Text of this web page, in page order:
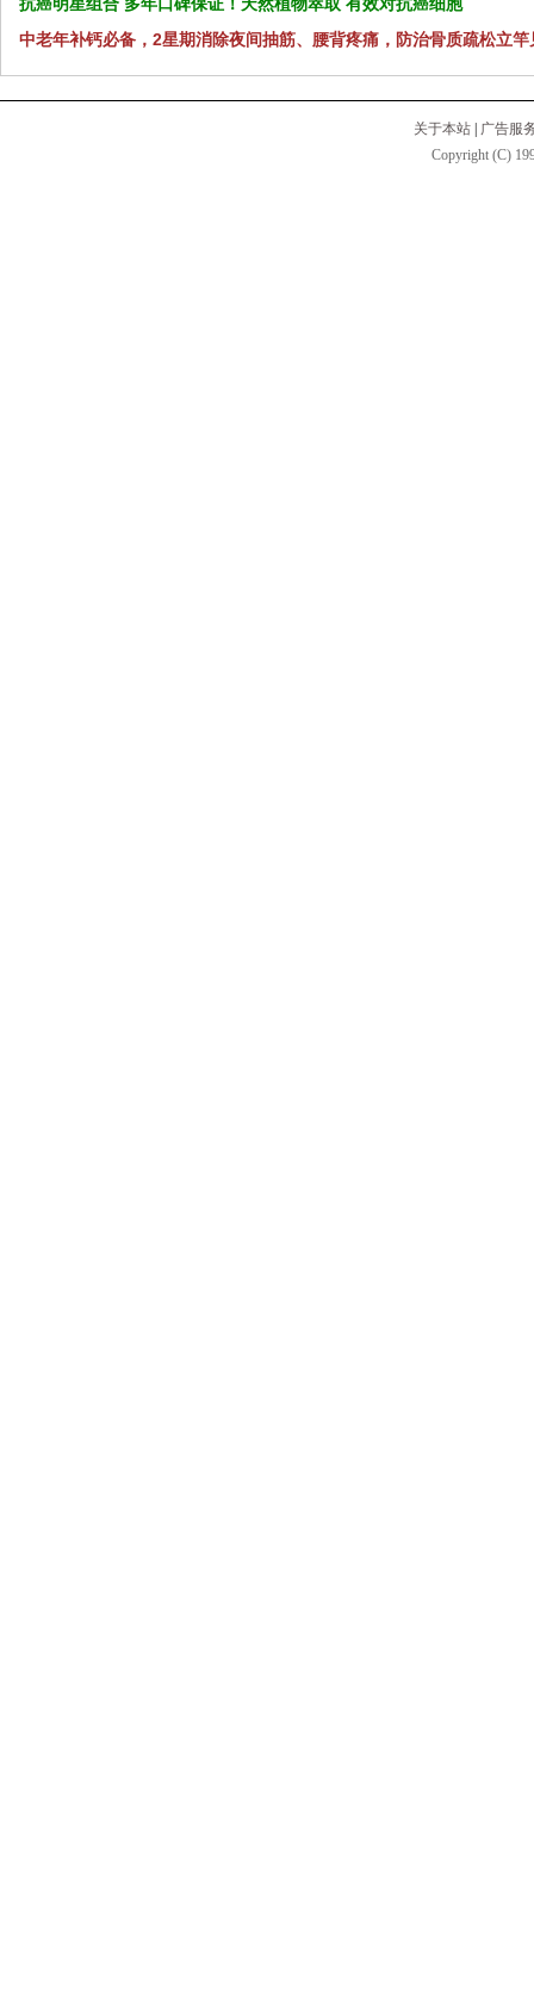
中老年补钙必备，2星期消除夜间抽筋、腰背疼痛，防治骨质疏松立竿
关于本站
广告服
Copyright (C)